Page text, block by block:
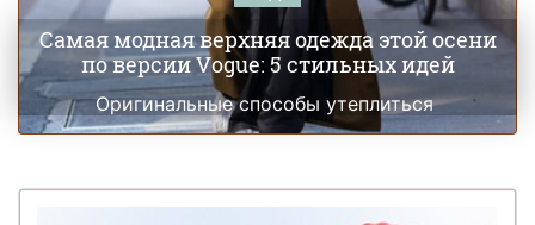
Самая модная верхняя одежда этой осени
по версии Vogue: 5 стильных идей
Оригинальные способы утеплиться